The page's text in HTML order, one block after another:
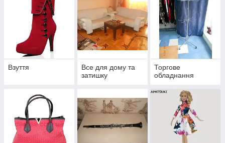
Взуття
Все для дому та
затишку
Торгове
обладнання